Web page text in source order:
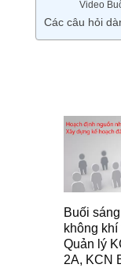
Video
Các câu hỏi
Buối
không
Quản lý
2A, KCN